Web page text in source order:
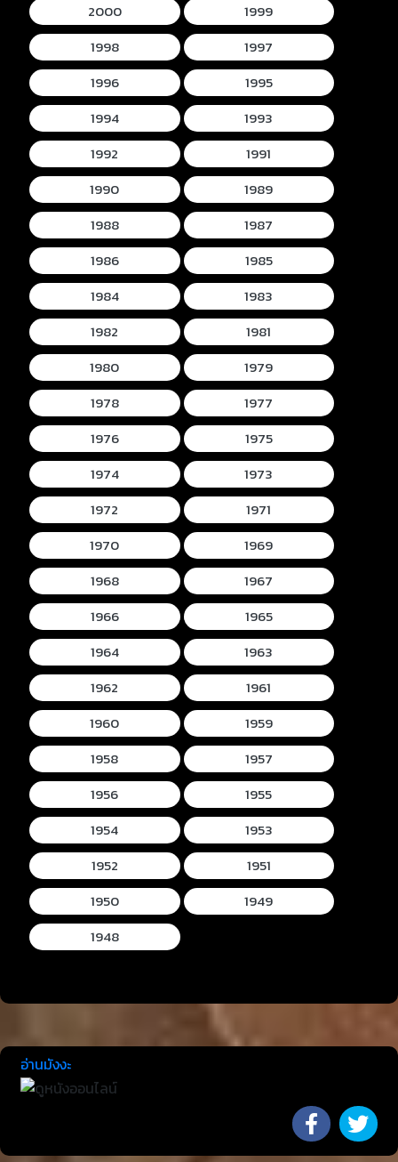
2000
1999
1998
1997
1996
1995
1994
1993
1992
1991
1990
1989
1988
1987
1986
1985
1984
1983
1982
1981
1980
1979
1978
1977
1976
1975
1974
1973
1972
1971
1970
1969
1968
1967
1966
1965
1964
1963
1962
1961
1960
1959
1958
1957
1956
1955
1954
1953
1952
1951
1950
1949
1948
อ่านมังงะ